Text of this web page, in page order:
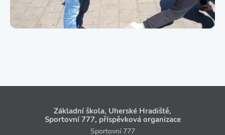
Základní škola, Uherské Hradiště,
Sportovní 777, příspěvková organizace
Sportovní 777